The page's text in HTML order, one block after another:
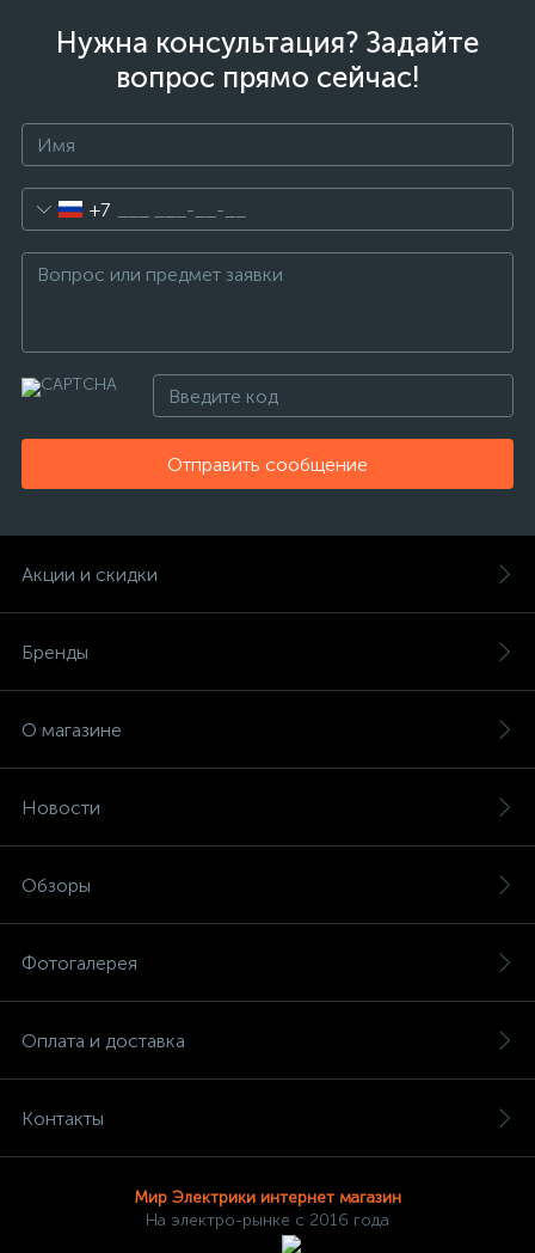
Нужна консультация? Задайте
вопрос прямо сейчас!
+7
Отправить сообщение
Акции и скидки
Бренды
О магазине
Новости
Обзоры
Фотогалерея
Оплата и доставка
Контакты
Мир Электрики интернет магазин
На электро-рынке с 2016 года